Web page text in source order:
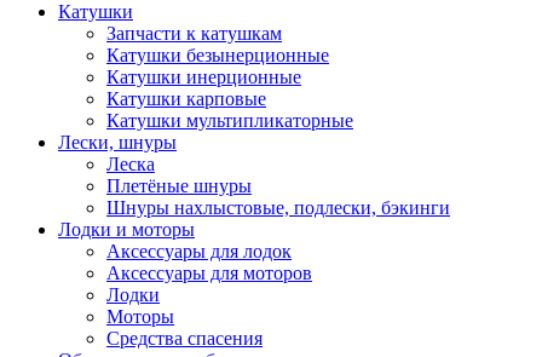
Катушки
Запчасти к катушкам
Катушки безынерционные
Катушки инерционные
Катушки карповые
Катушки мультипликаторные
Лески, шнуры
Леска
Плетёные шнуры
Шнуры нахлыстовые, подлески, бэкинги
Лодки и моторы
Аксессуары для лодок
Аксессуары для моторов
Лодки
Моторы
Средства спасения